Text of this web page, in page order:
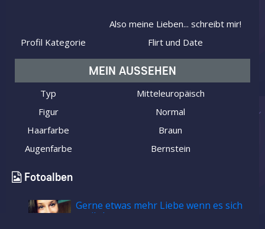
Also meine Lieben... schreibt mir!
Profil Kategorie
Flirt und Date
MEIN AUSSEHEN
Typ
Mitteleuropäisch
Figur
Normal
Haarfarbe
Braun
Augenfarbe
Bernstein
Fotoalben
Gerne etwas mehr Liebe wenn es sich
ergibt!